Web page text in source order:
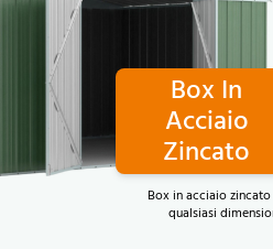
Box In
Acciaio
Zincato
Box in acciaio
qualsiasi